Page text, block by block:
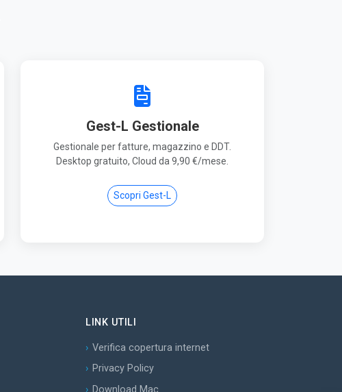
Gest-L Gestionale
Gestionale per fatture, magazzino e DDT.
Desktop gratuito, Cloud da 9,90 €/mese.
Scopri Gest-L
LINK UTILI
Verifica copertura internet
Privacy Policy
Download Mac